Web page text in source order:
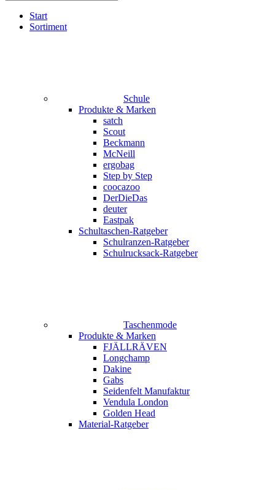
Start
Sortiment
Schule
Produkte & Marken
satch
Scout
Beckmann
McNeill
ergobag
Step by Step
coocazoo
DerDieDas
deuter
Eastpak
Schultaschen-Ratgeber
Schulranzen-Ratgeber
Schulrucksack-Ratgeber
Taschenmode
Produkte & Marken
FJÄLLRÄVEN
Longchamp
Dakine
Gabs
Seidenfelt Manufaktur
Vendula London
Golden Head
Material-Ratgeber